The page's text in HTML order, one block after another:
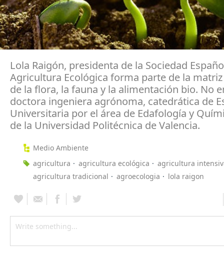
Lola Raigón, presidenta de la Sociedad
Agricultura Ecológica forma parte de la
de la flora, la fauna y la alimentación bio. No
doctora ingeniera agrónoma, catedrática de
Universitaria por el área de Edafología y
de la Universidad Politécnica de Valencia.
Medio Ambiente
agricultura
agricultura ecológica
agricultura
agricultura tradicional
agroecologia lola raigon